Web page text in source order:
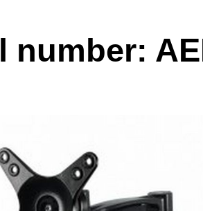
number: